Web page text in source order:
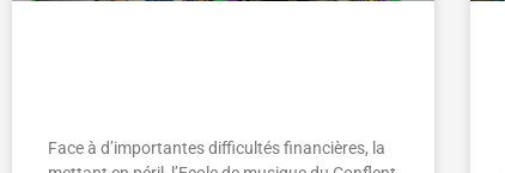
Face à d’importantes difficultés financières, la